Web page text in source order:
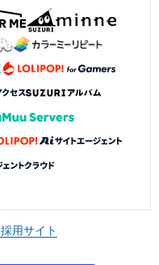
採用サイト